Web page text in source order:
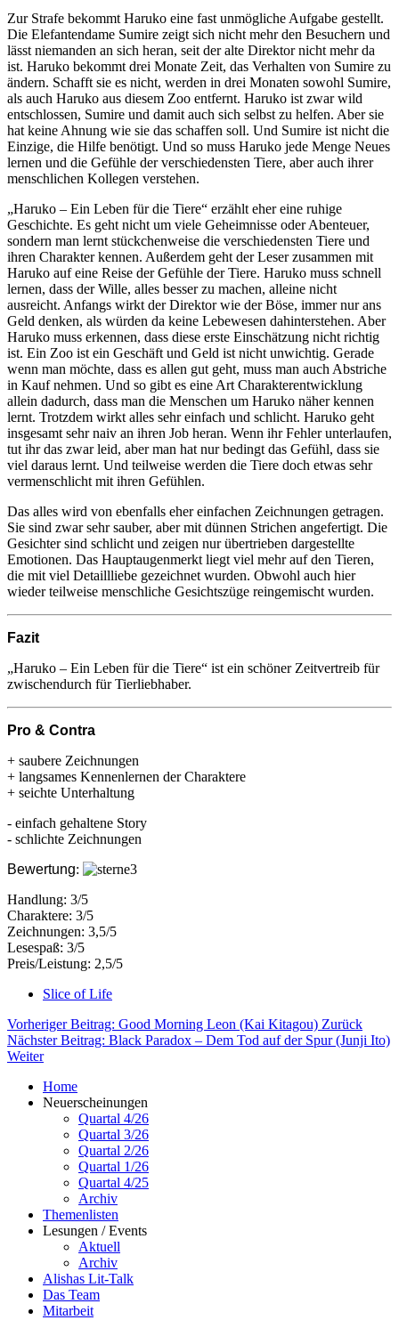
Zur Strafe bekommt Haruko eine fast unmögliche Aufgabe gestellt.
Die Elefantendame Sumire zeigt sich nicht mehr den Besuchern und
lässt niemanden an sich heran, seit der alte Direktor nicht mehr da
ist. Haruko bekommt drei Monate Zeit, das Verhalten von Sumire zu
ändern. Schafft sie es nicht, werden in drei Monaten sowohl Sumire,
als auch Haruko aus diesem Zoo entfernt. Haruko ist zwar wild
entschlossen, Sumire und damit auch sich selbst zu helfen. Aber sie
hat keine Ahnung wie sie das schaffen soll. Und Sumire ist nicht die
Einzige, die Hilfe benötigt. Und so muss Haruko jede Menge Neues
lernen und die Gefühle der verschiedensten Tiere, aber auch ihrer
menschlichen Kollegen verstehen.
„Haruko – Ein Leben für die Tiere“ erzählt eher eine ruhige
Geschichte. Es geht nicht um viele Geheimnisse oder Abenteuer,
sondern man lernt stückchenweise die verschiedensten Tiere und
ihren Charakter kennen. Außerdem geht der Leser zusammen mit
Haruko auf eine Reise der Gefühle der Tiere. Haruko muss schnell
lernen, dass der Wille, alles besser zu machen, alleine nicht
ausreicht. Anfangs wirkt der Direktor wie der Böse, immer nur ans
Geld denken, als würden da keine Lebewesen dahinterstehen. Aber
Haruko muss erkennen, dass diese erste Einschätzung nicht richtig
ist. Ein Zoo ist ein Geschäft und Geld ist nicht unwichtig. Gerade
wenn man möchte, dass es allen gut geht, muss man auch Abstriche
in Kauf nehmen. Und so gibt es eine Art Charakterentwicklung
allein dadurch, dass man die Menschen um Haruko näher kennen
lernt. Trotzdem wirkt alles sehr einfach und schlicht. Haruko geht
insgesamt sehr naiv an ihren Job heran. Wenn ihr Fehler unterlaufen,
tut ihr das zwar leid, aber man hat nur bedingt das Gefühl, dass sie
viel daraus lernt. Und teilweise werden die Tiere doch etwas sehr
vermenschlicht mit ihren Gefühlen.
Das alles wird von ebenfalls eher einfachen Zeichnungen getragen.
Sie sind zwar sehr sauber, aber mit dünnen Strichen angefertigt. Die
Gesichter sind schlicht und zeigen nur übertrieben dargestellte
Emotionen. Das Hauptaugenmerkt liegt viel mehr auf den Tieren,
die mit viel Detaillliebe gezeichnet wurden. Obwohl auch hier
wieder teilweise menschliche Gesichtszüge reingemischt wurden.
Fazit
„Haruko – Ein Leben für die Tiere“ ist ein schöner Zeitvertreib für
zwischendurch für Tierliebhaber.
Pro & Contra
+ saubere Zeichnungen
+ langsames Kennenlernen der Charaktere
+ seichte Unterhaltung
- einfach gehaltene Story
- schlichte Zeichnungen
Bewertung:
Handlung: 3/5
Charaktere: 3/5
Zeichnungen: 3,5/5
Lesespaß: 3/5
Preis/Leistung: 2,5/5
Slice of Life
Vorheriger Beitrag: Good Morning Leon (Kai Kitagou) Zurück
Nächster Beitrag: Black Paradox – Dem Tod auf der Spur (Junji Ito)
Weiter
Home
Neuerscheinungen
Quartal 4/26
Quartal 3/26
Quartal 2/26
Quartal 1/26
Quartal 4/25
Archiv
Themenlisten
Lesungen / Events
Aktuell
Archiv
Alishas Lit-Talk
Das Team
Mitarbeit